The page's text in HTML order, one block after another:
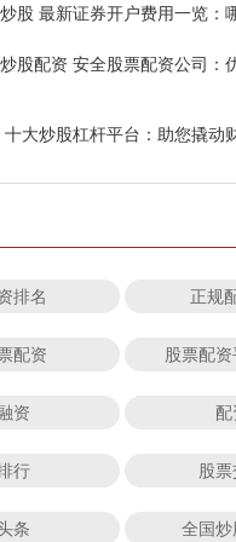
股 最新证券开户费用一览：
股配资 安全股票配资公司：
大炒股杠杆平台：助您撬动
排名 正规
配资 股票配
资
行 股
条 全国